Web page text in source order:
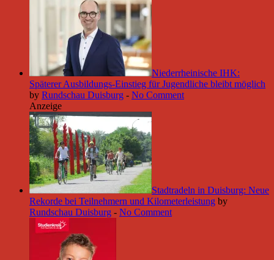
Niederrheinische IHK:
Späterer Ausbildungs-Einstieg für Jugendliche bleibt möglich
by Rundschau Duisburg - No Comment
Anzeige
Stadtradeln in Duisburg: Neue
Rekorde bei Teilnehmern und Kilometerleistung by
Rundschau Duisburg - No Comment